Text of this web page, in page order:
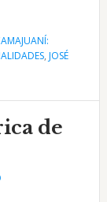
, JOSÉ
de